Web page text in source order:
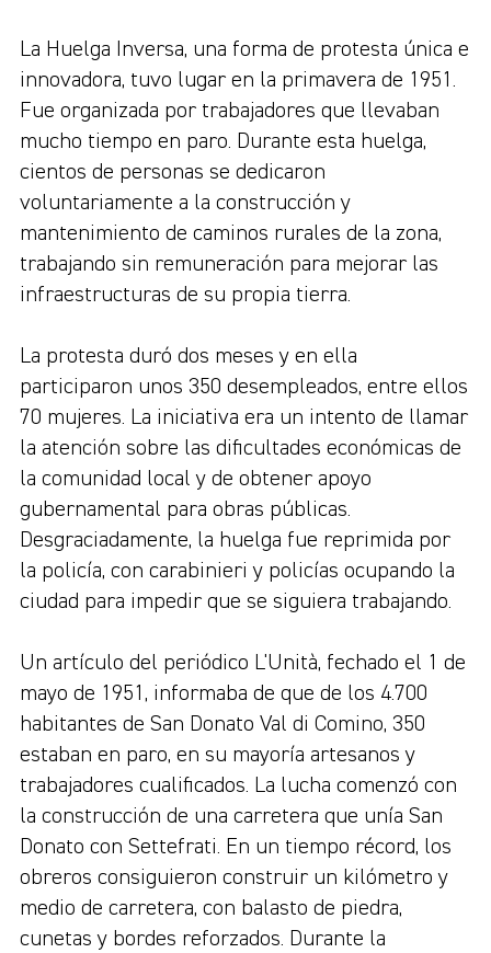
La Huelga Inversa, una forma de protesta única e
innovadora, tuvo lugar en la primavera de 1951.
Fue organizada por trabajadores que llevaban
mucho tiempo en paro. Durante esta huelga,
cientos de personas se dedicaron
voluntariamente a la construcción y
mantenimiento de caminos rurales de la zona,
trabajando sin remuneración para mejorar las
infraestructuras de su propia tierra.
La protesta duró dos meses y en ella
participaron unos 350 desempleados, entre ellos
70 mujeres. La iniciativa era un intento de llamar
la atención sobre las dificultades económicas de
la comunidad local y de obtener apoyo
gubernamental para obras públicas.
Desgraciadamente, la huelga fue reprimida por
la policía, con carabinieri y policías ocupando la
ciudad para impedir que se siguiera trabajando.
Un artículo del periódico L'Unità, fechado el 1 de
mayo de 1951, informaba de que de los 4.700
habitantes de San Donato Val di Comino, 350
estaban en paro, en su mayoría artesanos y
trabajadores cualificados. La lucha comenzó con
la construcción de una carretera que unía San
Donato con Settefrati. En un tiempo récord, los
obreros consiguieron construir un kilómetro y
medio de carretera, con balasto de piedra,
cunetas y bordes reforzados. Durante la